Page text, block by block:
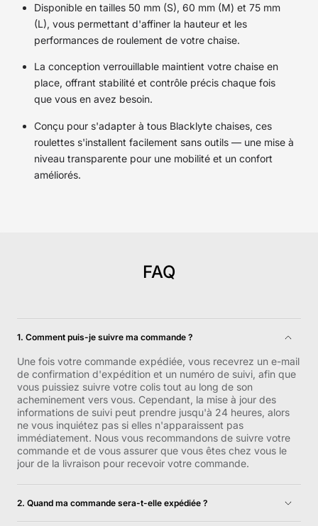
Disponible en tailles 50 mm (S), 60 mm (M) et 75 mm
(L), vous permettant d'affiner la hauteur et les
performances de roulement de votre chaise.
La conception verrouillable maintient votre chaise en
place, offrant stabilité et contrôle précis chaque fois
que vous en avez besoin.
Conçu pour s'adapter à tous Blacklyte chaises, ces
roulettes s'installent facilement sans outils — une mise à
niveau transparente pour une mobilité et un confort
améliorés.
FAQ
1. Comment puis-je suivre ma commande ?
Une fois votre commande expédiée, vous recevrez un e-mail
de confirmation d'expédition et un numéro de suivi, afin que
vous puissiez suivre votre colis tout au long de son
acheminement vers vous. Cependant, la mise à jour des
informations de suivi peut prendre jusqu'à 24 heures, alors
ne vous inquiétez pas si elles n'apparaissent pas
immédiatement. Nous vous recommandons de suivre votre
commande et de vous assurer que vous êtes chez vous le
jour de la livraison pour recevoir votre commande.
2. Quand ma commande sera-t-elle expédiée ?